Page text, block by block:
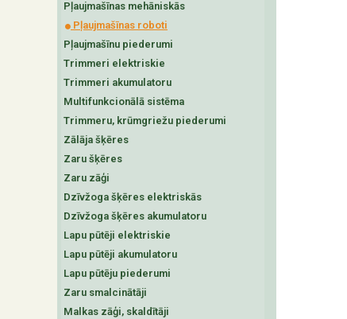
Pļaujmašīnas mehāniskās
Pļaujmašīnas roboti
Pļaujmašīnu piederumi
Trimmeri elektriskie
Trimmeri akumulatoru
Multifunkcionālā sistēma
Trimmeru, krūmgriežu piederumi
Zālāja šķēres
Zaru šķēres
Zaru zāģi
Dzīvžoga šķēres elektriskās
Dzīvžoga šķēres akumulatoru
Lapu pūtēji elektriskie
Lapu pūtēji akumulatoru
Lapu pūtēju piederumi
Zaru smalcinātāji
Malkas zāģi, skaldītāji